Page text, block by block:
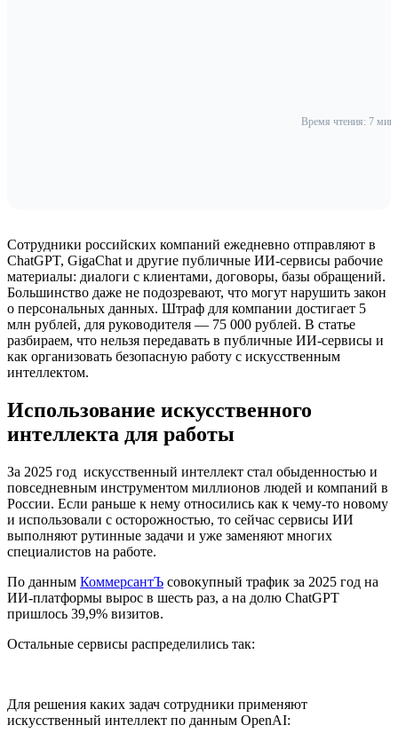
Время чтения: 7
Сотрудники российских компаний ежедневно отправляют в
ChatGPT, GigaChat и другие публичные ИИ-сервисы рабочие
материалы: диалоги с клиентами, договоры, базы обращений.
Большинство даже не подозревают, что могут нарушить закон
о персональных данных. Штраф для компании достигает 5
млн рублей, для руководителя — 75 000 рублей. В статье
разбираем, что нельзя передавать в публичные ИИ-сервисы и
как организовать безопасную работу с искусственным
интеллектом.
Использование искусственного
интеллекта для работы
За 2025 год искусственный интеллект стал обыденностью и
повседневным инструментом миллионов людей и компаний в
России. Если раньше к нему относились как к чему-то новому
и использовали с осторожностью, то сейчас сервисы ИИ
выполняют рутинные задачи и уже заменяют многих
специалистов на работе.
По данным КоммерсантЪ совокупный трафик за 2025 год на
ИИ-платформы вырос в шесть раз, а на долю ChatGPT
пришлось 39,9% визитов.
Остальные сервисы распределились так:
Для решения каких задач сотрудники применяют
искусственный интеллект по данным OpenAI: